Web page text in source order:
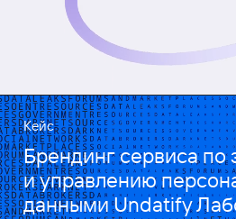
Кейс
Брендинг сервиса по
и управлению
данными Undatify